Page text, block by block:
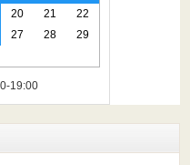
20 21
22
27 28
29